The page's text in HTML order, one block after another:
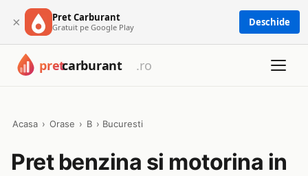
× Pret Carburant
Gratuit pe Google Play Deschide
Acasa › Orase › B › Bucuresti
Pret benzina si motorina in